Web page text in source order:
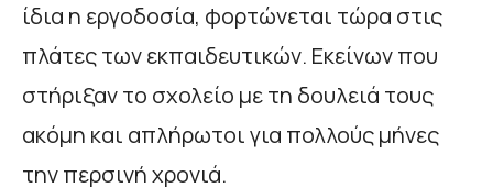
ίδια η εργοδοσία, φορτώνεται τώρα στις
πλάτες των εκπαιδευτικών. Εκείνων που
στήριξαν το σχολείο με τη δουλειά τους
ακόμη και απλήρωτοι για πολλούς μήνες
την περσινή χρονιά.